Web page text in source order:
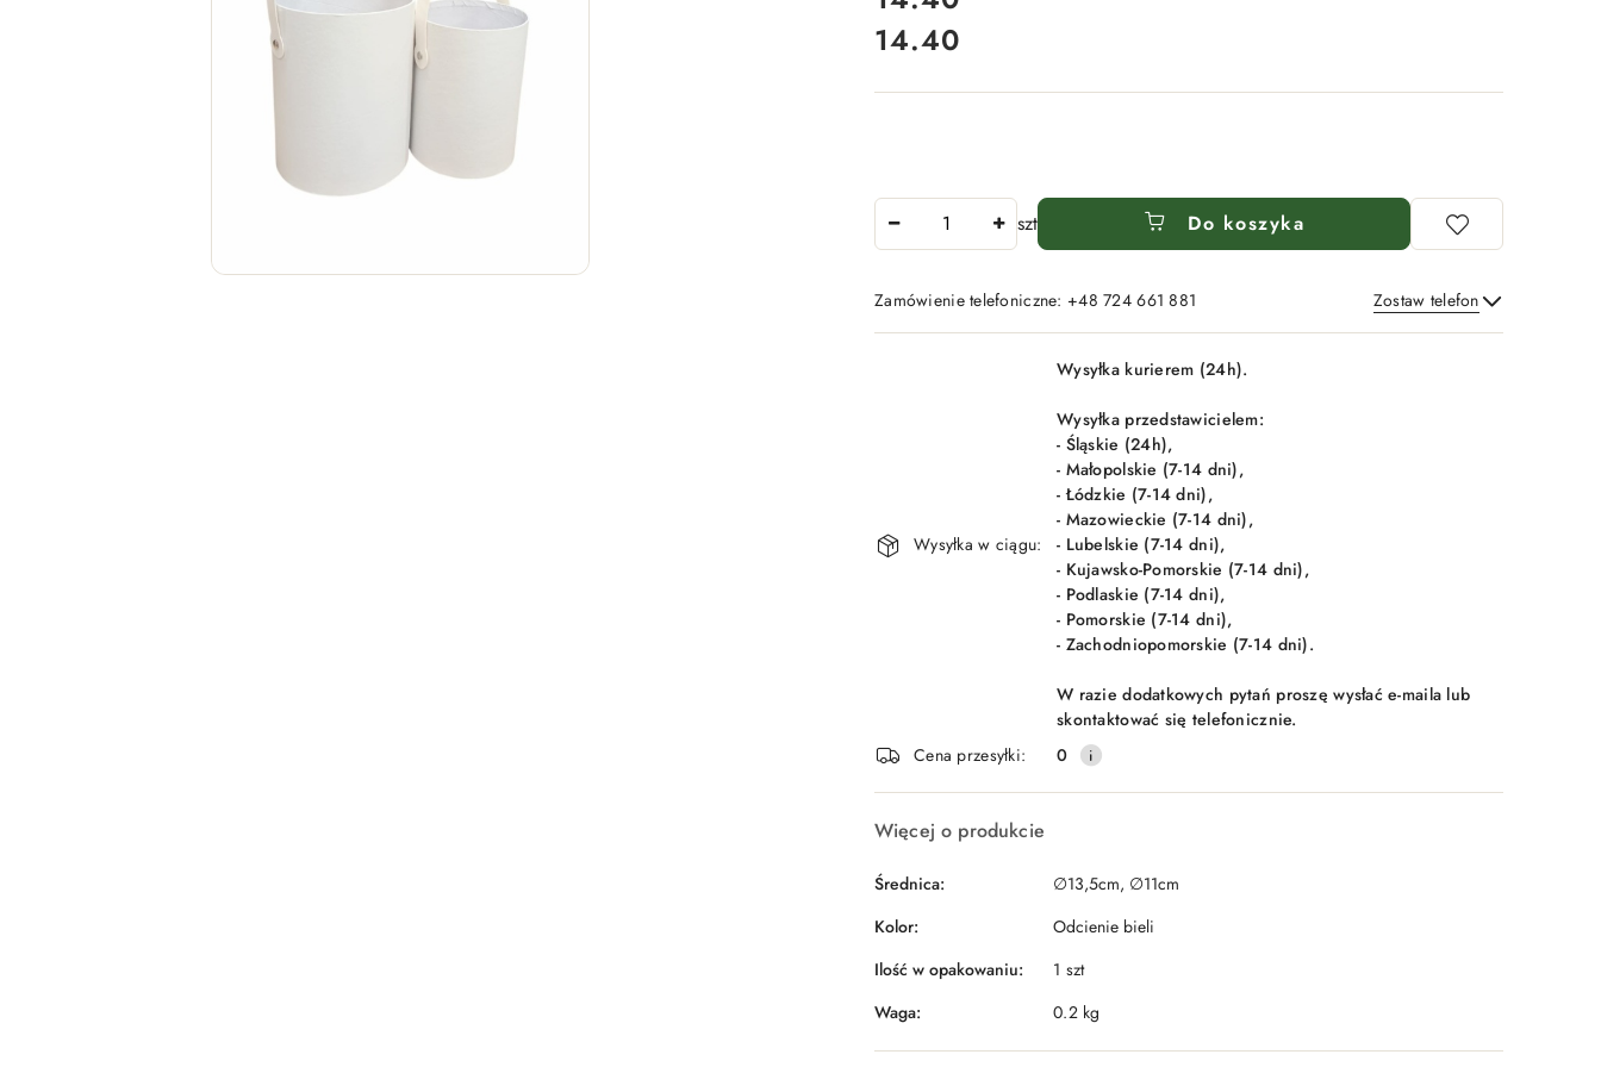
Cena:
14.40
szt Do koszyka
Zamówienie telefoniczne: +48 724 661 881 Zostaw telefon
Wyślij
Wysyłka w ciągu:
Wysyłka kurierem (24h).
Wysyłka przedstawicielem:
- Śląskie (24h),
- Małopolskie (7-14 dni),
- Łódzkie (7-14 dni),
- Mazowieckie (7-14 dni),
- Lubelskie (7-14 dni),
- Kujawsko-Pomorskie (7-14 dni),
- Podlaskie (7-14 dni),
- Pomorskie (7-14 dni),
- Zachodniopomorskie (7-14 dni).
W razie dodatkowych pytań proszę wysłać e-maila lub
skontaktować się telefonicznie.
Cena przesyłki:
0
Więcej o produkcie
Średnica:
∅13,5cm, ∅11cm
Kolor:
Odcienie bieli
Ilość w opakowaniu:
1 szt
Waga:
0.2 kg